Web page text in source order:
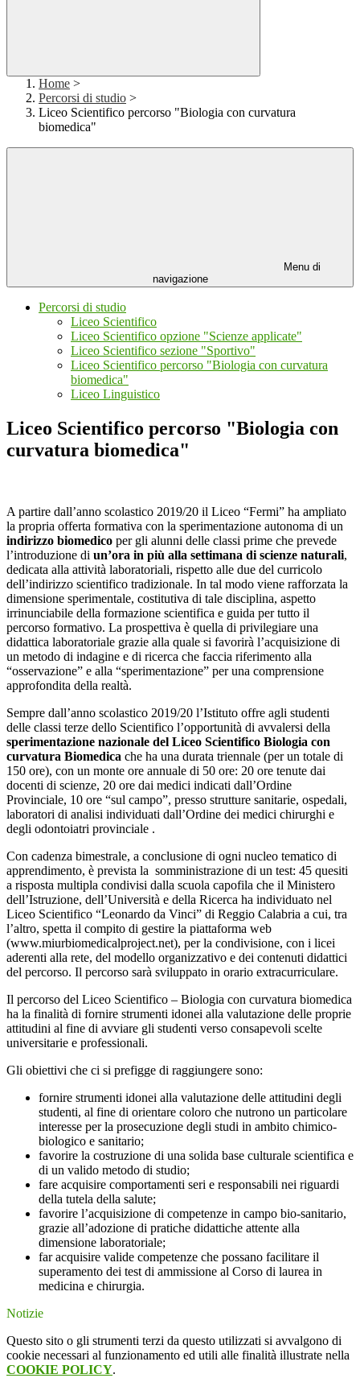
Home >
Percorsi di studio >
Liceo Scientifico percorso "Biologia con curvatura
biomedica"
Menu di
navigazione
Percorsi di studio
Liceo Scientifico
Liceo Scientifico opzione "Scienze applicate"
Liceo Scientifico sezione "Sportivo"
Liceo Scientifico percorso "Biologia con curvatura
biomedica"
Liceo Linguistico
Liceo Scientifico percorso "Biologia con
curvatura biomedica"
A partire dall’anno scolastico 2019/20 il Liceo “Fermi” ha ampliato
la propria offerta formativa con la sperimentazione autonoma di un
indirizzo biomedico per gli alunni delle classi prime che prevede
l’introduzione di un’ora in più alla settimana di scienze naturali,
dedicata alla attività laboratoriali, rispetto alle due del curricolo
dell’indirizzo scientifico tradizionale. In tal modo viene rafforzata la
dimensione sperimentale, costitutiva di tale disciplina, aspetto
irrinunciabile della formazione scientifica e guida per tutto il
percorso formativo. La prospettiva è quella di privilegiare una
didattica laboratoriale grazie alla quale si favorirà l’acquisizione di
un metodo di indagine e di ricerca che faccia riferimento alla
“osservazione” e alla “sperimentazione” per una comprensione
approfondita della realtà.
Sempre dall’anno scolastico 2019/20 l’Istituto offre agli studenti
delle classi terze dello Scientifico l’opportunità di avvalersi della
sperimentazione nazionale del Liceo Scientifico Biologia con
curvatura Biomedica che ha una durata triennale (per un totale di
150 ore), con un monte ore annuale di 50 ore: 20 ore tenute dai
docenti di scienze, 20 ore dai medici indicati dall’Ordine
Provinciale, 10 ore “sul campo”, presso strutture sanitarie, ospedali,
laboratori di analisi individuati dall’Ordine dei medici chirurghi e
degli odontoiatri provinciale .
Con cadenza bimestrale, a conclusione di ogni nucleo tematico di
apprendimento, è prevista la somministrazione di un test: 45 quesiti
a risposta multipla condivisi dalla scuola capofila che il Ministero
dell’Istruzione, dell’Università e della Ricerca ha individuato nel
Liceo Scientifico “Leonardo da Vinci” di Reggio Calabria a cui, tra
l’altro, spetta il compito di gestire la piattaforma web
(www.miurbiomedicalproject.net), per la condivisione, con i licei
aderenti alla rete, del modello organizzativo e dei contenuti didattici
del percorso. Il percorso sarà sviluppato in orario extracurriculare.
Il percorso del Liceo Scientifico – Biologia con curvatura biomedica
ha la finalità di fornire strumenti idonei alla valutazione delle proprie
attitudini al fine di avviare gli studenti verso consapevoli scelte
universitarie e professionali.
Gli obiettivi che ci si prefigge di raggiungere sono:
fornire strumenti idonei alla valutazione delle attitudini degli
studenti, al fine di orientare coloro che nutrono un particolare
interesse per la prosecuzione degli studi in ambito chimico-
biologico e sanitario;
favorire la costruzione di una solida base culturale scientifica e
di un valido metodo di studio;
fare acquisire comportamenti seri e responsabili nei riguardi
della tutela della salute;
favorire l’acquisizione di competenze in campo bio-sanitario,
grazie all’adozione di pratiche didattiche attente alla
dimensione laboratoriale;
far acquisire valide competenze che possano facilitare il
superamento dei test di ammissione al Corso di laurea in
medicina e chirurgia.
Notizie
Questo sito o gli strumenti terzi da questo utilizzati si avvalgono di
cookie necessari al funzionamento ed utili alle finalità illustrate nella
COOKIE POLICY.